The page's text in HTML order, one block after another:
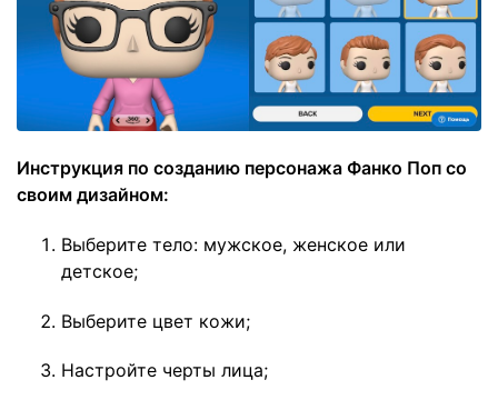
Инструкция по созданию персонажа Фанко Поп со
своим дизайном:
Выберите тело: мужское, женское или
детское;
Выберите цвет кожи;
Настройте черты лица;